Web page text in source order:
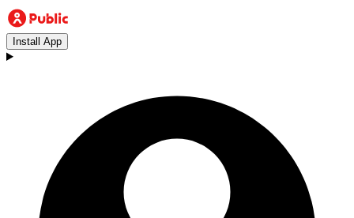
Install App